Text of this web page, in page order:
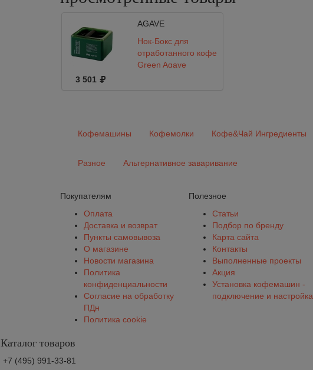
AGAVE
Нок-Бокс для
отработанного кофе
Green Agave
3 501
Кофемашины Кофемолки Кофе&Чай Ингредиенты
Разное Альтернативное заваривание
Покупателям
Оплата
Доставка и возврат
Пункты самовывоза
О магазине
Новости магазина
Политика
конфиденциальности
Согласие на обработку
ПДн
Политика cookie
Полезное
Статьи
Подбор по бренду
Карта сайта
Контакты
Выполненные проекты
Акция
Установка кофемашин -
подключение и настройка
Каталог товаров
+7 (495) 991-33-81